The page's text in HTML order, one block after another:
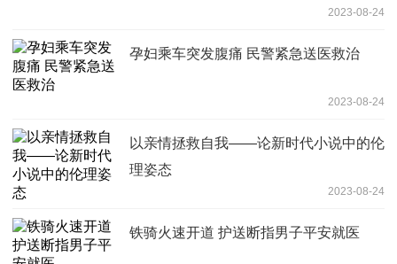
2023-08-24
孕妇乘车突发腹痛 民警紧急送医救治
2023-08-24
以亲情拯救自我——论新时代小说中的伦
理姿态
2023-08-24
铁骑火速开道 护送断指男子平安就医